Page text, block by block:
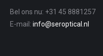
Bel ons nu: +31 45 8881257
E-mail: info@seroptical.nl